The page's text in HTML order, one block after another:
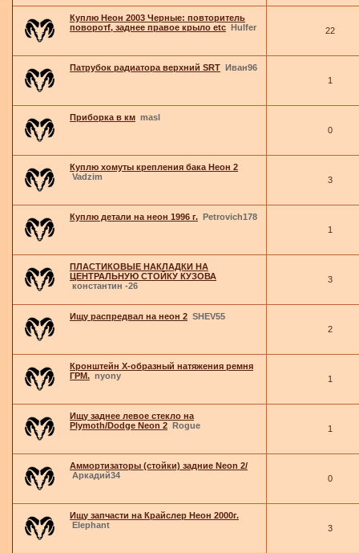
Куплю Неон 2003 Черные: повторитель
поворотf, заднее правое крыло etc Hulfer 22
Патрубок радиатора верхний SRT Иван96
1
Приборка в км masl
0
Куплю хомуты крепления бака Неон 2
Vadzim
3
Куплю детали на неон 1996 г. Petrovich178
1
ПЛАСТИКОВЫЕ НАКЛАДКИ НА
ЦЕНТРАЛЬНУЮ СТОЙКУ КУЗОВА
константин -26
3
Ищу распредвал на неон 2 SHEV55
2
Кронштейн Х-образный натяжения ремня
ГРМ. nyony 1
Ищу заднее левое стекло на
Plymoth/Dodge Neon 2 Rogue 1
Аммортизаторы (стойки) задние Neon 2/
Аркадий34
0
Ищу запчасти на Крайслер Неон 2000г.
Elephant
3